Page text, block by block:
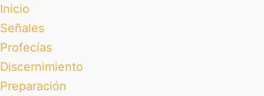
Inicio
Señales
Profecías
Discernimiento
Preparación